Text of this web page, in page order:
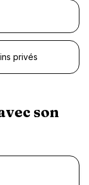
privés
son